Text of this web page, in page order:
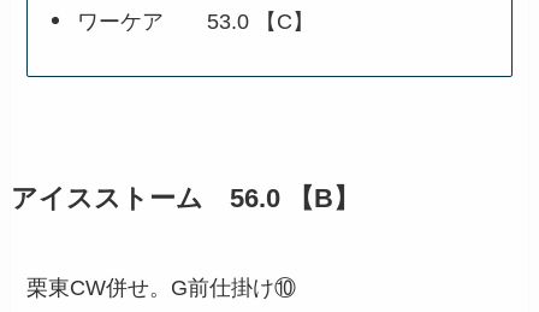
ワーケア 53.0 【C】
アイスストーム 56.0 【B】
栗東CW併せ。G前仕掛け⑩